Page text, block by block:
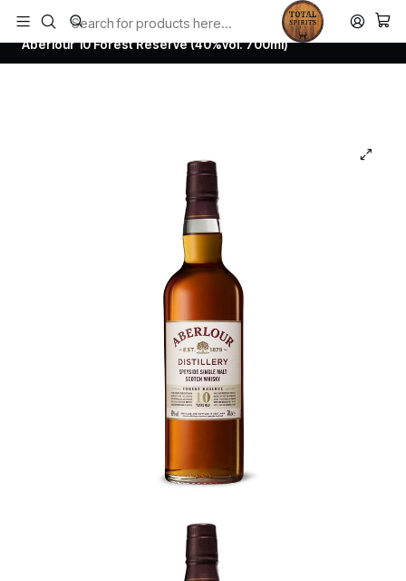
Todos los productos estan en stock. Despachamos a todo Chile.
Home Whisky
Scotch Whisky Speyside
Aberlour 10 Forest Reserve (40%vol. 700ml)